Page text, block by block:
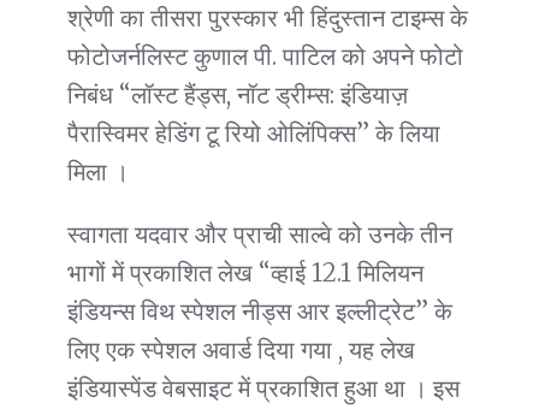
श्रेणी का तीसरा पुरस्कार भी हिंदुस्तान टाइम्स के
फोटोजर्नलिस्ट कुणाल पी. पाटिल को अपने फोटो
निबंध “लॉस्ट हैंड्स, नॉट ड्रीम्स: इंडियाज़
पैरास्विमर हेडिंग टू रियो ओलिंपिक्स” के लिया
मिला ।
स्वागता यदवार और प्राची साल्वे को उनके तीन
भागों में प्रकाशित लेख “व्हाई 12.1 मिलियन
इंडियन्स विथ स्पेशल नीड्स आर इल्लीट्रेट” के
लिए एक स्पेशल अवार्ड दिया गया , यह लेख
इंडियास्पेंड वेबसाइट में प्रकाशित हुआ था । इस